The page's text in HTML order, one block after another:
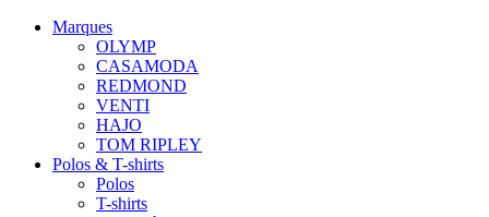
Marques
OLYMP
CASAMODA
REDMOND
VENTI
HAJO
TOM RIPLEY
Polos & T-shirts
Polos
T-shirts